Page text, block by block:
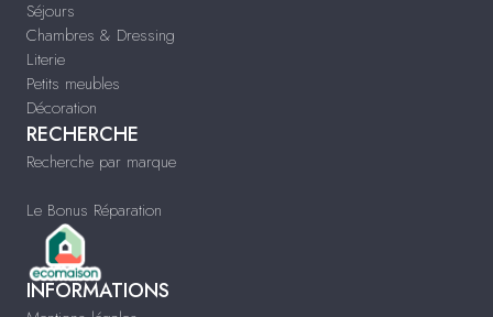
Séjours
Chambres & Dressing
Literie
Petits meubles
Décoration
RECHERCHE
Recherche par marque
Le Bonus Réparation
INFORMATIONS